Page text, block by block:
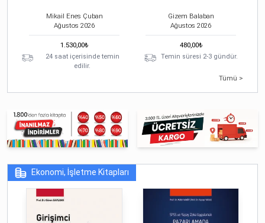
Mikail Enes Çuban
Ağustos 2026
1.530,00₺
24 saat içerisinde temin
edilir.
Gizem Balaban
Ağustos 2026
480,00₺
Temin süresi 2-3 gündür.
Tümü >
Ekonomi, İşletme Kitapları